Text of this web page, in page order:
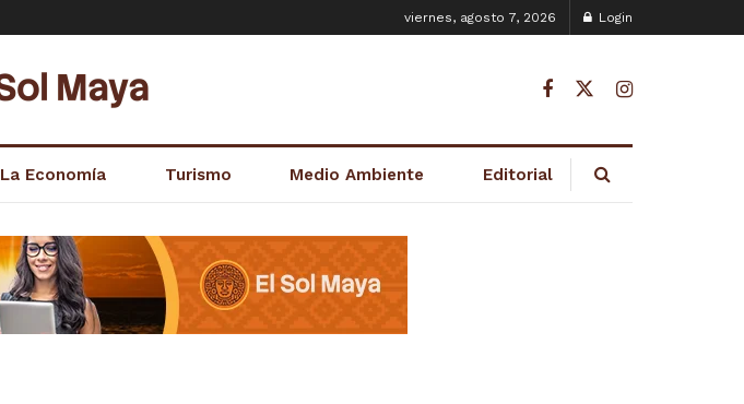
viernes, agosto 7, 2026 Login
La Economía Turismo Medio Ambiente Editorial